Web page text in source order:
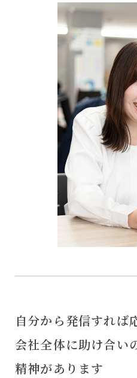
自分から発信すれば
会社全体に助け合い
精神があります